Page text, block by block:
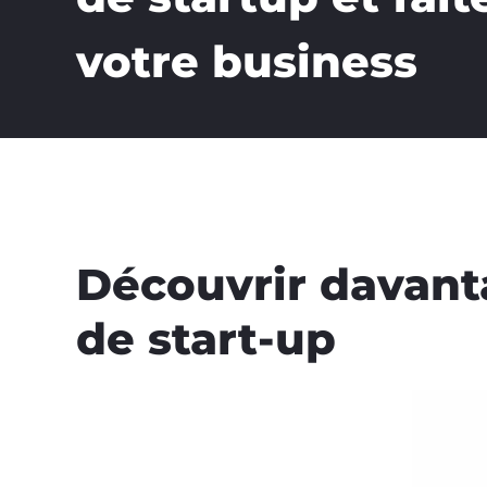
votre business
Découvrir
de start-up